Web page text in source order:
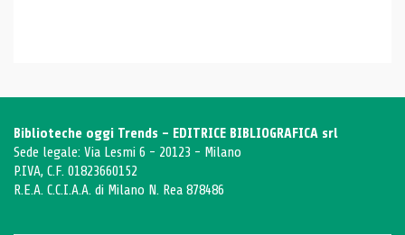
Biblioteche oggi Trends - EDITRICE BIBLIOGRAFICA srl
Sede legale: Via Lesmi 6 - 20123 - Milano
P.IVA, C.F. 01823660152
R.E.A. C.C.I.A.A. di Milano N. Rea 878486